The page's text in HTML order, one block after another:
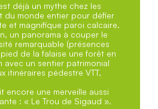
déjà un mythe chez les
du monde entier pour défier
et magnifique paroi calcaire.
un panorama à couper le
remarquable (présences
de la falaise une forêt en
avec un sentier patrimonial
itinéraires pédestre VTT,
encore une merveille aussi
: « Le Trou de Sigaud ».